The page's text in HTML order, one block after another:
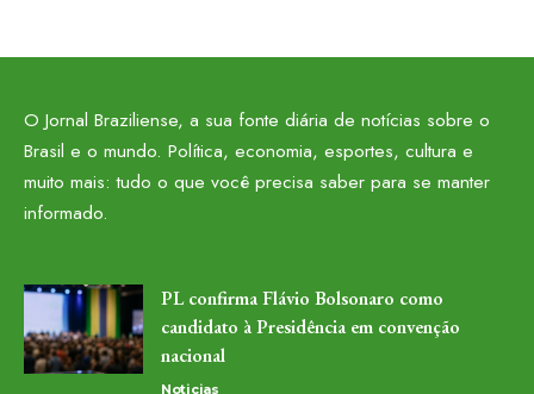
O Jornal Braziliense, a sua fonte diária de notícias sobre o
Brasil e o mundo. Política, economia, esportes, cultura e
muito mais: tudo o que você precisa saber para se manter
informado.
PL confirma Flávio Bolsonaro como
candidato à Presidência em convenção
nacional
Noticias